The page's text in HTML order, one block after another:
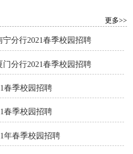
更多>>
分行2021春季校园招聘
分行2021春季校园招聘
春季校园招聘
春季校园招聘
年春季校园招聘